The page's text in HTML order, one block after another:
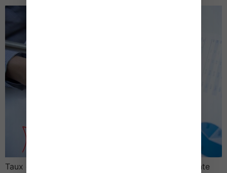
Taux des droits d’enregistrement en matière de vente